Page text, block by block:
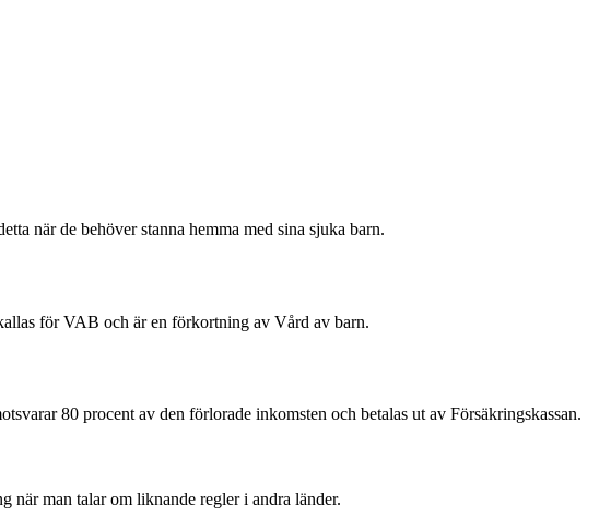
när de behöver stanna hemma med sina sjuka barn.
för VAB och är en förkortning av Vård av barn.
80 procent av den förlorade inkomsten och betalas ut av Försäkringskassan.
när man talar om liknande regler i andra länder.